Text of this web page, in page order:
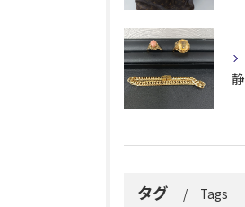
タグ Tags